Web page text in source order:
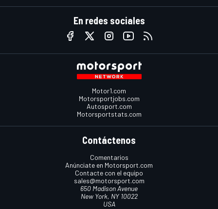
En redes sociales
Motor1.com
Motorsportjobs.com
Autosport.com
Motorsportstats.com
Contáctenos
Comentarios
Anúnciate en Motorsport.com
Contacte con el equipo
sales@motorsport.com
650 Madison Avenue
New York, NY 10022
USA